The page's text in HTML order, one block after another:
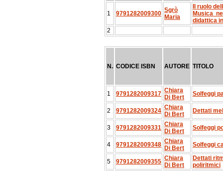
1 9791282009300 Sgrò
Maria
Il ruolo
Musica
didattica
2
N. CODICE ISBN AUTORE TITOLO
1 9791282009317 Chiara
Di Bert
Solfeggi
2 9791282009324 Chiara
Di Bert
Dettati
3 9791282009331 Chiara
Di Bert
Solfeggi
4 9791282009348 Chiara
Di Bert
Solfeggi
5 9791282009355 Chiara
Di Bert
Dettati
poliritmici